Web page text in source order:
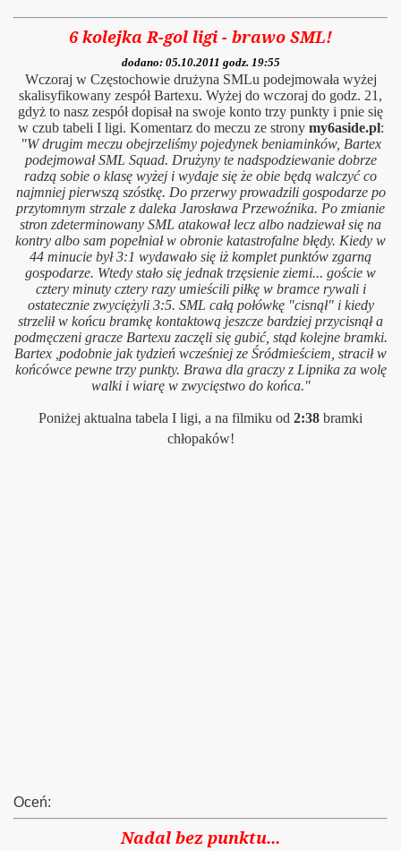
6 kolejka R-gol ligi - brawo SML!
dodano: 05.10.2011 godz. 19:55
Wczoraj w Częstochowie drużyna SMLu podejmowała wyżej
skalisyfikowany zespół Bartexu. Wyżej do wczoraj do godz. 21,
gdyż to nasz zespół dopisał na swoje konto trzy punkty i pnie się
w czub tabeli I ligi. Komentarz do meczu ze strony my6aside.pl:
"W drugim meczu obejrzeliśmy pojedynek beniaminków, Bartex
podejmował SML Squad. Drużyny te nadspodziewanie dobrze
radzą sobie o klasę wyżej i wydaje się że obie będą walczyć co
najmniej pierwszą szóstkę. Do przerwy prowadzili gospodarze po
przytomnym strzale z daleka Jarosława Przewoźnika. Po zmianie
stron zdeterminowany SML atakował lecz albo nadziewał się na
kontry albo sam popełniał w obronie katastrofalne błędy. Kiedy w
44 minucie był 3:1 wydawało się iż komplet punktów zgarną
gospodarze. Wtedy stało się jednak trzęsienie ziemi... goście w
cztery minuty cztery razy umieścili piłkę w bramce rywali i
ostatecznie zwyciężyli 3:5. SML całą połówkę "cisnął" i kiedy
strzelił w końcu bramkę kontaktową jeszcze bardziej przycisnął a
podmęczeni gracze Bartexu zaczęli się gubić, stąd kolejne bramki.
Bartex ,podobnie jak tydzień wcześniej ze Śródmieściem, stracił w
końcówce pewne trzy punkty. Brawa dla graczy z Lipnika za wolę
walki i wiarę w zwycięstwo do końca."
Poniżej aktualna tabela I ligi, a na filmiku od 2:38 bramki
chłopaków!
Oceń:
Nadal bez punktu...